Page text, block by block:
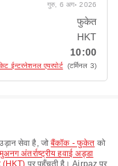
गुरु, 6 अग॰ 2026
फुकेत
HKT
10:00
ईन्टरनेशनल एयरपोर्ट (टर्मिनल 3)
उड़ान सेवा है, जोबैंकॉक - फुकेत को
अंतर्राष्ट्रीय हवाई अड्डा
(HKT) पर पहुँचती है। Airpaz पर